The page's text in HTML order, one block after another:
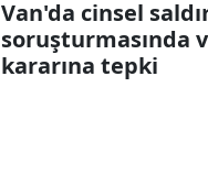
Van'da cinsel
soruşturmasında
kararına tepki